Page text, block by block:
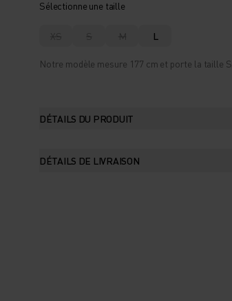
Sélectionne une taille
XS S M L
Notre modèle mesure 177 cm et porte la taille S.
DÉTAILS DU PRODUIT
DÉTAILS DE LIVRAISON